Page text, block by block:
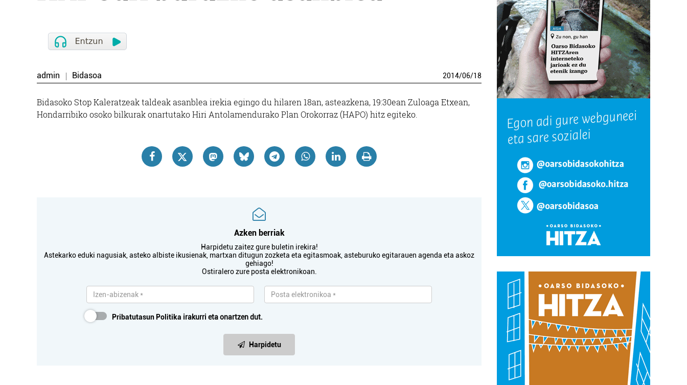
admin Bidasoa 2014/06/18
Bidasoko Stop Kaleratzeak taldeak asanblea irekia egingo du hilaren 18an, asteazkena, 19:30ean Zuloaga Etxean,
Hondarribiko osoko bilkurak onartutako Hiri Antolamendurako Plan Orokorraz (HAPO) hitz egiteko.
Azken berriak
Harpidetu zaitez gure buletin irekira!
Astekarko eduki nagusiak, asteko albiste ikusienak, martxan ditugun zozketa eta egitasmoak, asteburuko egitarauen agenda eta askoz
gehiago!
Ostiralero zure posta elektronikoan.
Pribatutasun Politika irakurri eta onartzen dut.
Harpidetu